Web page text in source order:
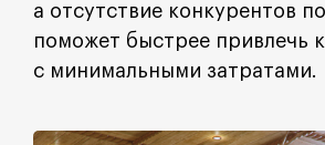
а отсутствие конкурентов
поможет быстрее привлечь
с минимальными затратами.